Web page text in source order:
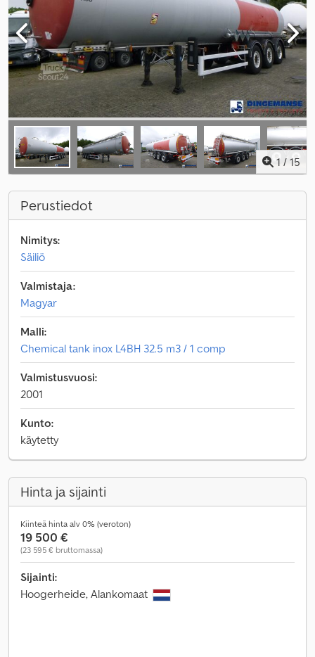
1 / 15
Perustiedot
Nimitys:
Säiliö
Valmistaja:
Magyar
Malli:
Chemical tank inox L4BH 32.5 m3 / 1 comp
Valmistusvuosi:
2001
Kunto:
käytetty
Hinta ja sijainti
Kiinteä hinta alv 0% (veroton)
19 500 €
(23 595 € bruttomassa)
Sijainti:
Hoogerheide, Alankomaat